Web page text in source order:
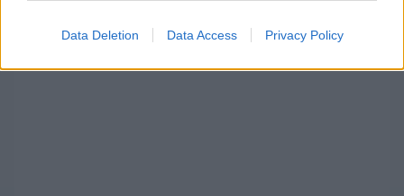
Data Deletion Data Access Privacy Policy